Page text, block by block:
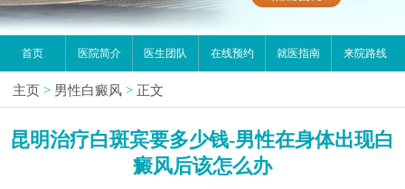
首页 医院简介 医生团队 在线预约 就医指南 来院路线
主页 > 男性白癜风 > 正文
昆明治疗白斑宾要多少钱-男性在身体出现白
癜风后该怎么办